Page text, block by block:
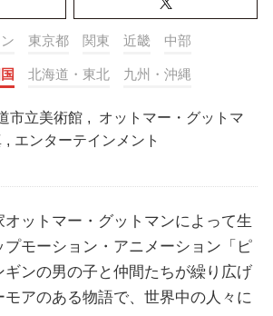
東京都 関東 近畿 中部
北海道・東北 九州・沖縄
市立美術館 ,
オットマー・グットマ
, エンターテインメント
ットマー・グットマンによって生
モーション・アニメーション「ピ
ギンの男の子と仲間たちが繰り広げ
モアのある物語で、世界中の人々に